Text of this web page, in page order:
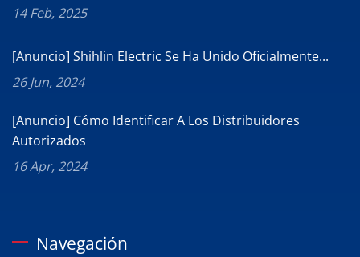
14 Feb, 2025
[Anuncio] Shihlin Electric Se Ha Unido Oficialmente...
26 Jun, 2024
[Anuncio] Cómo Identificar A Los Distribuidores
Autorizados
16 Apr, 2024
Navegación